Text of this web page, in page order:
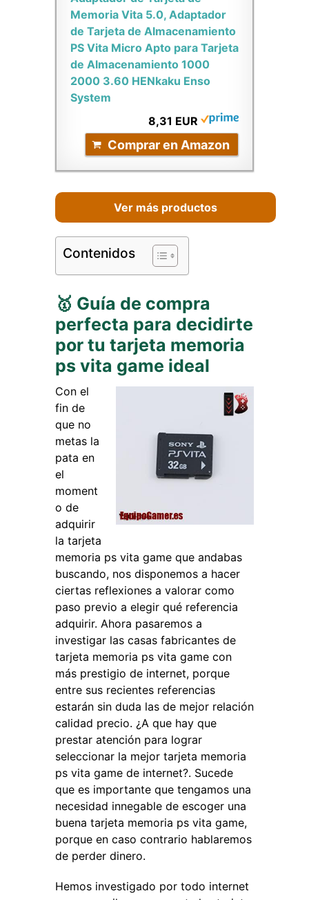
Memoria Vita 5.0, Adaptador
de Tarjeta de Almacenamiento
PS Vita Micro Apto para Tarjeta
de Almacenamiento 1000
2000 3.60 HENkaku Enso
System
8,31 EUR
Comprar en Amazon
Ver más productos
Contenidos
🥇 Guía de compra
perfecta para decidirte
por tu tarjeta memoria
ps vita game ideal
Con el
fin de
que no
metas la
pata en
el
moment
o de
adquirir
la tarjeta
memoria ps vita game que andabas
buscando, nos disponemos a hacer
ciertas reflexiones a valorar como
paso previo a elegir qué referencia
adquirir. Ahora pasaremos a
investigar las casas fabricantes de
tarjeta memoria ps vita game con
más prestigio de internet, porque
entre sus recientes referencias
estarán sin duda las de mejor relación
calidad precio. ¿A que hay que
prestar atención para lograr
seleccionar la mejor tarjeta memoria
ps vita game de internet?. Sucede
que es importante que tengamos una
necesidad innegable de escoger una
buena tarjeta memoria ps vita game,
porque en caso contrario hablaremos
de perder dinero.
Hemos investigado por todo internet